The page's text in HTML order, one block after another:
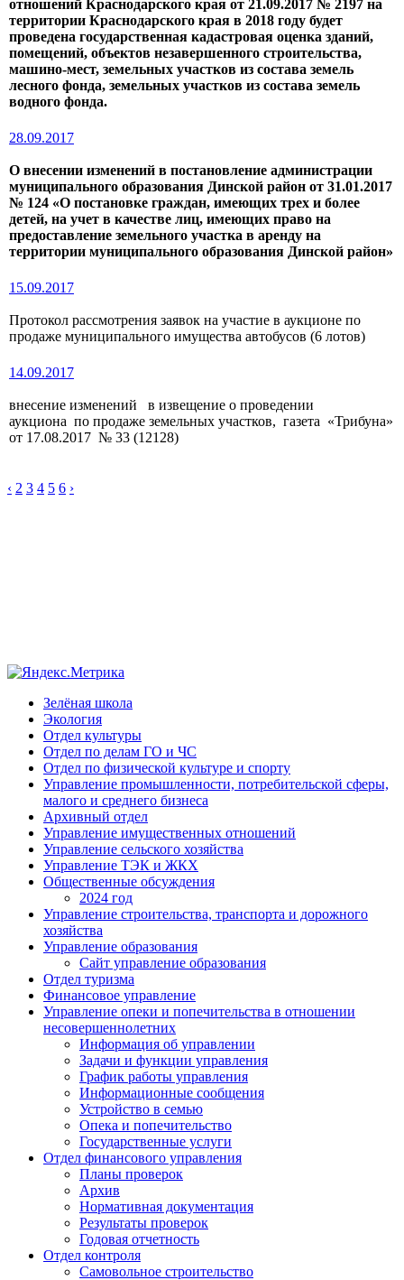
отношений Краснодарского края от 21.09.2017 № 2197 на
территории Краснодарского края в 2018 году будет
проведена государственная кадастровая оценка зданий,
помещений, объектов незавершенного строительства,
машино-мест, земельных участков из состава земель
лесного фонда, земельных участков из состава земель
водного фонда.
28.09.2017
О внесении изменений в постановление администрации
муниципального образования Динской район от 31.01.2017
№ 124 «О постановке граждан, имеющих трех и более
детей, на учет в качестве лиц, имеющих право на
предоставление земельного участка в аренду на
территории муниципального образования Динской район»
15.09.2017
Протокол рассмотрения заявок на участие в аукционе по
продаже муниципального имущества автобусов (6 лотов)
14.09.2017
внесение изменений в извещение о проведении
аукциона по продаже земельных участков, газета «Трибуна»
от 17.08.2017 № 33 (12128)
‹ 2 3 4 5 6 ›
Зелёная школа
Экология
Отдел культуры
Отдел по делам ГО и ЧС
Отдел по физической культуре и спорту
Управление промышленности, потребительской сферы,
малого и среднего бизнеса
Архивный отдел
Управление имущественных отношений
Управление сельского хозяйства
Управление ТЭК и ЖКХ
Общественные обсуждения
2024 год
Управление строительства, транспорта и дорожного
хозяйства
Управление образования
Сайт управление образования
Отдел туризма
Финансовое управление
Управление опеки и попечительства в отношении
несовершеннолетних
Информация об управлении
Задачи и функции управления
График работы управления
Информационные сообщения
Устройство в семью
Опека и попечительство
Государственные услуги
Отдел финансового управления
Планы проверок
Архив
Нормативная документация
Результаты проверок
Годовая отчетность
Отдел контроля
Самовольное строительство